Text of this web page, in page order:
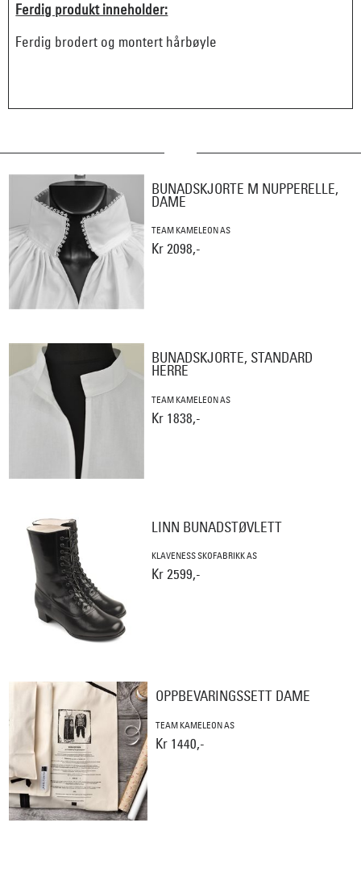
Ferdig produkt inneholder:
Ferdig brodert og montert hårbøyle
BUNADSKJORTE M NUPPERELLE,
DAME
TEAM KAMELEON AS
Kr 2098,-
BUNADSKJORTE, STANDARD
HERRE
TEAM KAMELEON AS
Kr 1838,-
LINN BUNADSTØVLETT
KLAVENESS SKOFABRIKK AS
Kr 2599,-
OPPBEVARINGSSETT DAME
TEAM KAMELEON AS
Kr 1440,-